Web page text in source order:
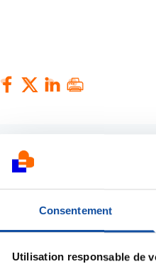
Consentement
Utilisation responsable de
disponible pour le